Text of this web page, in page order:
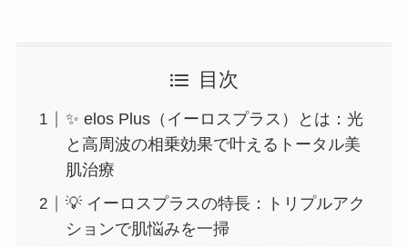
目次
✨ elos Plus（イーロスプラス）とは：光
と高周波の相乗効果で叶えるトータル美
肌治療
💡 イーロスプラスの特長：トリプルアク
ションで肌悩みを一掃